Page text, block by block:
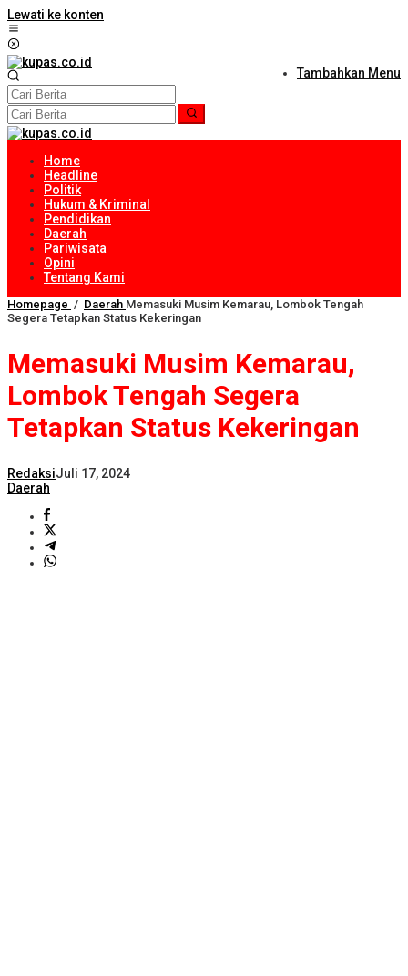
Lewati ke konten
Tambahkan Menu
Home
Headline
Politik
Hukum & Kriminal
Pendidikan
Daerah
Pariwisata
Opini
Tentang Kami
Homepage / Daerah Memasuki Musim Kemarau, Lombok Tengah
Segera Tetapkan Status Kekeringan
Memasuki Musim Kemarau,
Lombok Tengah Segera
Tetapkan Status Kekeringan
RedaksiJuli 17, 2024
Daerah